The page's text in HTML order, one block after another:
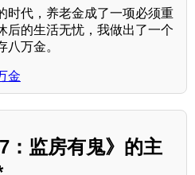
时代，养老金成了一项必须重
后的生活无忧，我做出了一个
万金。
金
：监房有鬼》的主